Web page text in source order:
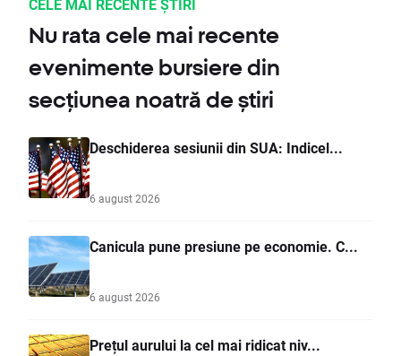
CELE MAI RECENTE ȘTIRI
Nu rata cele mai recente
evenimente bursiere din
secțiunea noatră de știri
Deschiderea sesiunii din SUA: Indicel...
6 august 2026
Canicula pune presiune pe economie. C...
6 august 2026
Prețul aurului la cel mai ridicat niv...